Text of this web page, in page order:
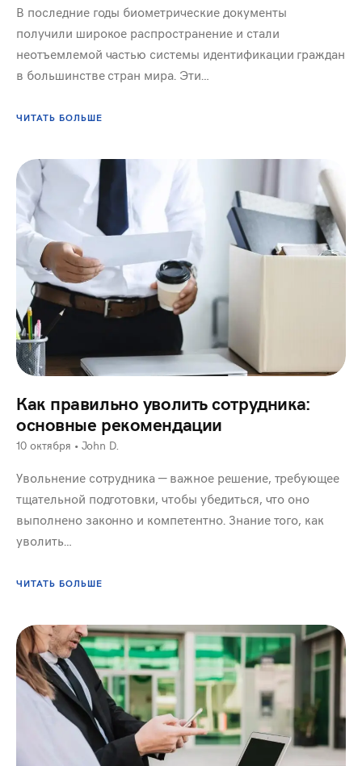
В последние годы биометрические документы
получили широкое распространение и стали
неотъемлемой частью системы идентификации граждан
в большинстве стран мира. Эти…
ЧИТАТЬ БОЛЬШЕ
Как правильно уволить сотрудника:
основные рекомендации
10 октября •John D.
Увольнение сотрудника — важное решение, требующее
тщательной подготовки, чтобы убедиться, что оно
выполнено законно и компетентно. Знание того, как
уволить…
ЧИТАТЬ БОЛЬШЕ